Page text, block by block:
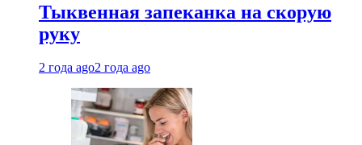
Тыквенная запеканка на скорую
руку
2 года ago2 года ago